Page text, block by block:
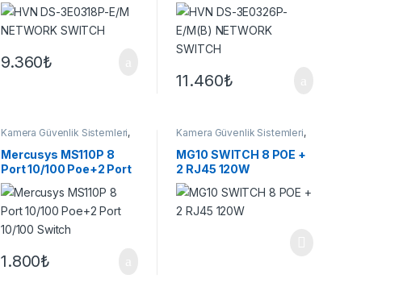
9.360₺
SWITCH
11.460₺
Kamera Güvenlik Sistemleri,
Mercusys MS110P 8
Port 10/100 Poe+2 Port
10/100 Switch
1.800₺
Kamera Güvenlik Sistemleri,
MG10 SWITCH 8 POE +
2 RJ45 120W